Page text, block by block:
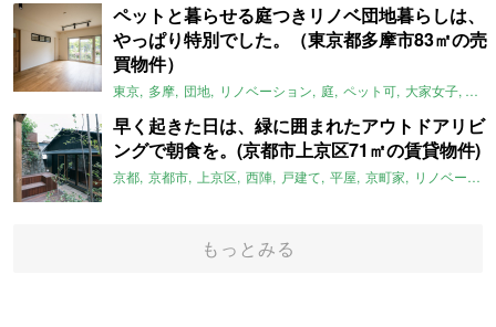
ペットと暮らせる庭つきリノベ団地暮らしは、
やっぱり特別でした。（東京都多摩市83㎡の売
買物件）
東京 多摩 団地 リノベーション 庭 ペット可 大家女子 団
早く起きた日は、緑に囲まれたアウトドアリビ
ングで朝食を。(京都市上京区71㎡の賃貸物件)
京都 京都市 上京区 西陣 戸建て 平屋 京町家 リノベーション
もっとみる